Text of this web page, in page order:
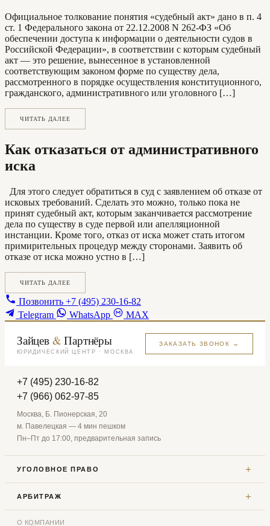
Официальное толкование понятия «судебный акт» дано в п. 4
ст. 1 Федерального закона от 22.12.2008 N 262-ФЗ «Об
обеспечении доступа к информации о деятельности судов в
Российской Федерации», в соответствии с которым судебный
акт — это решение, вынесенное в установленной
соответствующим законом форме по существу дела,
рассмотренного в порядке осуществления конституционного,
гражданского, административного или уголовного […]
ЧИТАТЬ ДАЛЕЕ
Как отказаться от административного
иска
Для этого следует обратиться в суд с заявлением об отказе от
исковых требований. Сделать это можно, только пока не
принят судебный акт, которым заканчивается рассмотрение
дела по существу в суде первой или апелляционной
инстанции. Кроме того, отказ от иска может стать итогом
примирительных процедур между сторонами. Заявить об
отказе от иска можно устно в […]
ЧИТАТЬ ДАЛЕЕ
Позвонить +7 (495) 230-16-82
Telegram
WhatsApp MAX
Зайцев & Партнёры
ЮРИДИЧЕСКИЙ ЦЕНТР · МОСКВА
ЗАКАЗАТЬ ЗВОНОК →
+7 (495) 230-16-82
+7 (966) 062-97-85
Москва, Б. Пионерская, 20
м. Павелецкая — 4 мин пешком
Пн–Пт до 17:00, предварительная запись
УГОЛОВНОЕ ПРАВО ＋
АРБИТРАЖ ＋
О КОМПАНИИ